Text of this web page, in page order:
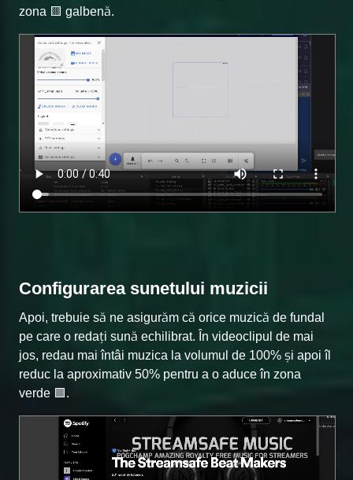
zona 🟨 galbenă.
Configurarea sunetului muzicii
Apoi, trebuie să ne asigurăm că orice muzică de fundal
pe care o redați sună echilibrat. În videoclipul de mai
jos, redau mai întâi muzica la volumul de 100% și apoi îl
reduc la aproximativ 50% pentru a o aduce în zona
verde 🟩.